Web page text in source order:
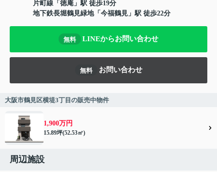
片町線 「 徳庵 」駅 徒歩19分
地下鉄長堀鶴見緑地「 今福鶴見 」駅 徒歩22分
無料 LINEからお問い合わせ
無料 お問い合わせ
大阪市鶴見区横堤3丁目の販売中物件
1,900万円
15.89坪(52.53㎡)
周辺施設